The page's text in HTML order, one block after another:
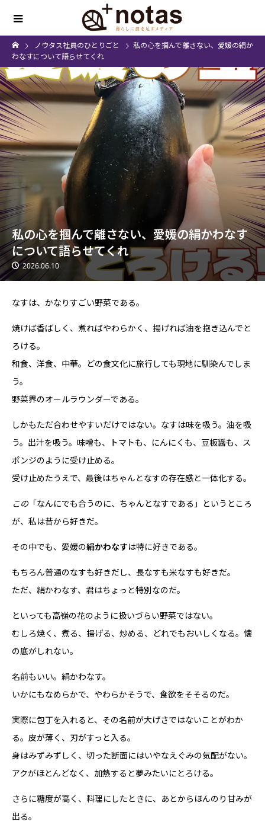
ノウタス社員のひとりごと
私の心を掴んで離さない、愛媛の絹か
わなすについて語らせてくれ
私の心を掴んで離さない、愛媛の絹かわなす
について語らせてくれ
2026.06.10
なすは、かなりすごい野菜である。
焼けば香ばしく、煮ればやわらかく、揚げれば油を抱き込んでと
ろける。
和食、洋食、中華。どの食文化に旅行しても現地に馴染んでしま
う。
野菜界のオールラウンダーである。
しかもただ合わせやすいだけではない。なすは味を吸う。油を吸
う。出汁を吸う。味噌も、トマトも、にんにくも、豆板醤も、ス
ポンジのように受け止める。
受け止めたうえで、最後はちゃんとなすの存在感と一体化する。
この 「なんにでも合うのに、ちゃんとなすである」というところ
が、私は昔から好きだ。
その中でも、愛媛の絹かわなすは特に好きである。
もちろん普通のなすも好きだし、長なすも米なすも好きだ。
ただ、絹かわなす、君はちょっと特別なのだ。
といっても高嶺の花のように扱いづらい野菜ではない。
むしろ焼く、煮る、揚げる、炒める、どれでもおいしくなる。懐
の底がしれない。
名前もいい。絹かわなす。
いかにもなめらかで、やわらかそうで、食欲をそそるのだ。
実際に包丁を入れると、その名前が大げさではないことがわか
る。皮が薄く、刃がすっと入る。
身はみずみずしく、切った断面にはいやなえぐみの気配がない。
アクがほとんどなく、加熱すると夢みたいにとろける。
さらに糖度が高く、料理にしたときに、あとからほんのり甘みが
出る。